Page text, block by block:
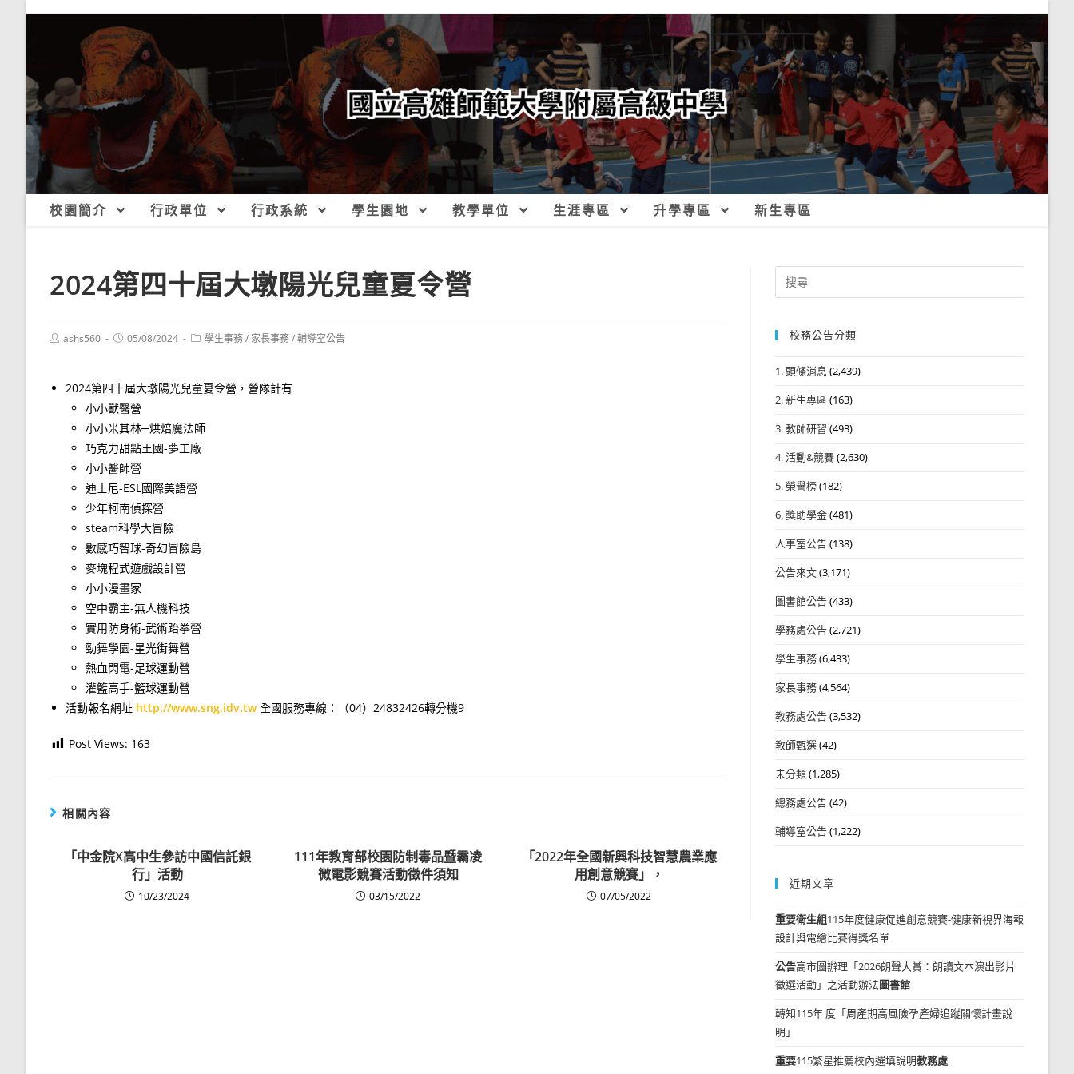
校園簡介 行政單位 行政系統 學生園地 教學單位 生涯專區 升學專區 新生專區
2024第四十屆大墩陽光兒童夏令營
Postashs560
Post05/08/2024
Post學生事務/ 家長事務/輔導室公告
2024第四十屆大墩陽光兒童夏令營，營隊計有
小小獸醫營
小小米其林─烘焙魔法師
巧克力甜點王國-夢工廠
小小醫師營
迪士尼-ESL國際美語營
少年柯南偵探營
steam科學大冒險
數感巧智球-奇幻冒險島
麥塊程式遊戲設計營
小小漫畫家
空中霸主-無人機科技
實用防身術-武術跆拳營
勁舞學園-星光街舞營
熱血閃電-足球運動營
灌籃高手-籃球運動營
活動報名網址 http://www.sng.idv.tw全國服務專線：（04）24832426轉分機9
Post Views: 163
相關內容
「中金院X高中生參訪中國信託銀
行」活動
10/23/2024
111年教育部校園防制毒品暨霸凌
微電影競賽活動徵件須知
03/15/2022
「2022年全國新興科技智慧農業應
用創意競賽」，
07/05/2022
Search
for:
校務公告分類
1. 頭條消息 (2,439)
2. 新生專區 (163)
3. 教師研習 (493)
4. 活動&競賽(2,630)
5. 榮譽榜(182)
6. 獎助學金(481)
人事室公告(138)
公告來文(3,171)
圖書館公告(433)
學務處公告(2,721)
學生事務(6,433)
家長事務(4,564)
教務處公告(3,532)
教師甄選(42)
未分類(1,285)
總務處公告(42)
輔導室公告(1,222)
近期文章
重要衛生組115年度健康促進創意競賽-健康新視界海報
設計與電繪比賽得獎名單
公告高市圖辦理「2026朗聲大賞：朗讀文本演出影片
徵選活動」之活動辦法圖書館
轉知115年 度「周產期高風險孕產婦追蹤關懷計畫說
明」
重要115繁星推薦校內選填說明教務處